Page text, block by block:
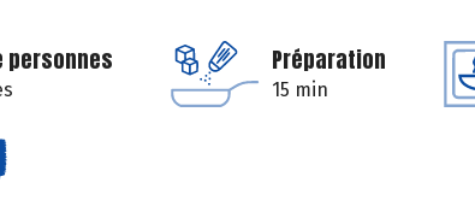
personnes Préparation
15 min